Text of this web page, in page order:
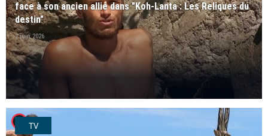
face à son ancien allié dans "Koh-Lanta : Les Reliques du
destin"
2 juin 2026
player2TV